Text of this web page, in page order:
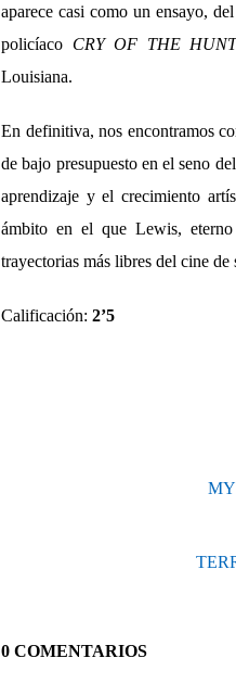
aparece casi como un ensayo,
policíaco CRY OF THE
Louisiana.
En definitiva, nos encontramos
de bajo presupuesto en el seno
aprendizaje y el crecimiento
ámbito en el que Lewis,
trayectorias más libres del cine de
Calificación: 2’5
MY
0 COMENTARIOS